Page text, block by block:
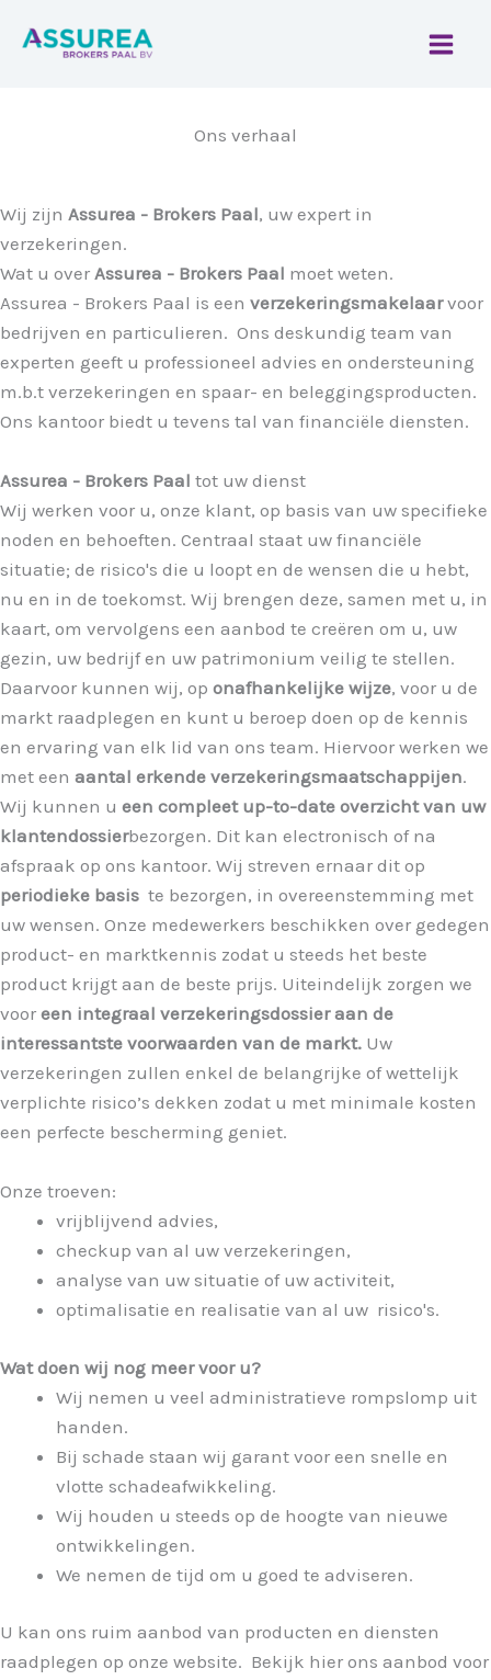
naar
Ons verhaal
Wij zijn Assurea - Brokers Paal, uw expert in
verzekeringen.
Wat u over Assurea - Brokers Paal moet weten.
Assurea - Brokers Paal is een verzekeringsmakelaarvoor
bedrijven en particulieren. Ons deskundig team van
experten geeft u professioneel advies en ondersteuning
m.b.t verzekeringen en spaar- en beleggingsproducten.
Ons kantoor biedt u tevens tal van financiële diensten.
Assurea - Brokers Paal tot uw dienst
Wij werken voor u, onze klant, op basis van uw specifieke
noden en behoeften. Centraal staat uw financiële
situatie; de risico's die u loopt en de wensen die u hebt,
nu en in de toekomst. Wij brengen deze, samen met u, in
kaart, om vervolgens een aanbod te creëren om u, uw
gezin, uw bedrijf en uw patrimonium veilig te stellen.
Daarvoor kunnen wij, op onafhankelijke wijze, voor u de
markt raadplegen en kunt u beroep doen op de kennis
en ervaring van elk lid van ons team. Hiervoor werken we
met een aantal erkende verzekeringsmaatschappijen.
Wij kunnen u een compleet up-to-date overzicht van uw
klantendossierbezorgen. Dit kan electronisch of na
afspraak op ons kantoor. Wij streven ernaar dit op
periodieke basis te bezorgen, in overeenstemming met
uw wensen. Onze medewerkers beschikken over gedegen
product- en marktkennis zodat u steeds het beste
product krijgt aan de beste prijs. Uiteindelijk zorgen we
voor een integraal verzekeringsdossier aan de
interessantste voorwaarden van de markt. Uw
verzekeringen zullen enkel de belangrijke of wettelijk
verplichte risico’s dekken zodat u met minimale kosten
een perfecte bescherming geniet.
Onze troeven:
vrijblijvend advies,
checkup van al uw verzekeringen,
analyse van uw situatie of uw activiteit,
optimalisatie en realisatie van al uw risico's.
Wat doen wij nog meer voor u?
Wij nemen u veel administratieve rompslomp uit
handen.
Bij schade staan wij garant voor een snelle en
vlotte schadeafwikkeling.
Wij houden u steeds op de hoogte van nieuwe
ontwikkelingen.
We nemen de tijd om u goed te adviseren.
U kan ons ruim aanbod van producten en diensten
raadplegen op onze website. Bekijk hier ons aanbod voor